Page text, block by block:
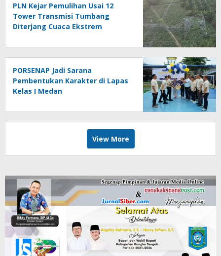
PLN Kejar Pemulihan Usai 12
Tower Transmisi Tumbang
Diterjang Cuaca Ekstrem
PORSENAP Jadi Sarana
Pembentukan Karakter di Lapas
Kelas I Medan
View More